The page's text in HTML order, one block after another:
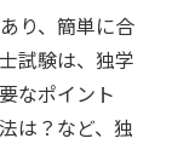
り、簡単に合
試験は、独学
なポイント
は？など、独